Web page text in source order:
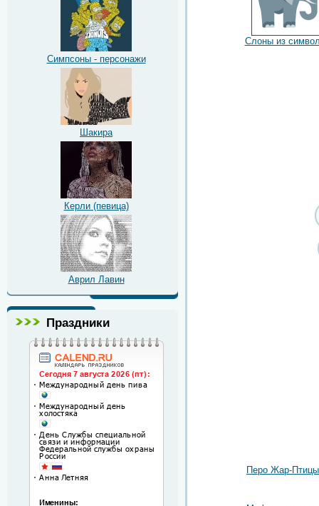
Симпсоны - персонажи
Шакира
Керли (певица)
Аврил Лавин
Праздники
Слоны из
Перо Жар-Птицы